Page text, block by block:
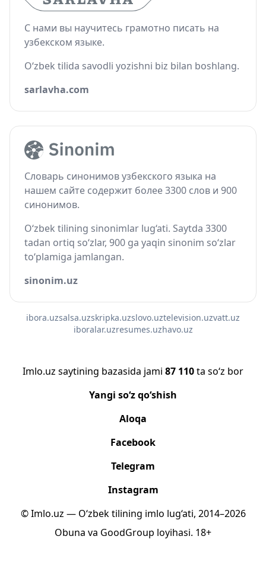
С нами вы научитесь грамотно писать на
узбекском языке.
O‘zbek tilida savodli yozishni biz bilan boshlang.
sarlavha.com
Словарь синонимов узбекского языка на
нашем сайте содержит более 3300 слов и 900
синонимов.
O‘zbek tilining sinonimlar lug‘ati. Saytda 3300
tadan ortiq so‘zlar, 900 ga yaqin sinonim so‘zlar
to‘plamiga jamlangan.
sinonim.uz
ibora.uzsalsa.uzskripka.uzslovo.uztelevision.uzvatt.uz
iboralar.uzresumes.uzhavo.uz
Imlo.uz saytining bazasida jami 87 110ta so‘z bor
Yangi so‘z qo‘shish
Aloqa
Facebook
Telegram
Instagram
© Imlo.uz — O‘zbek tilining imlo lug‘ati, 2014–2026
Obuna va GoodGroup loyihasi. 18+